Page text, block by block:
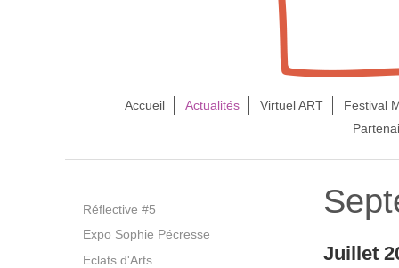
Accueil Actualités Virtuel ART
Festival
Juillet
Réflective #5
Expo Sophie Pécresse
Eclats d'Arts